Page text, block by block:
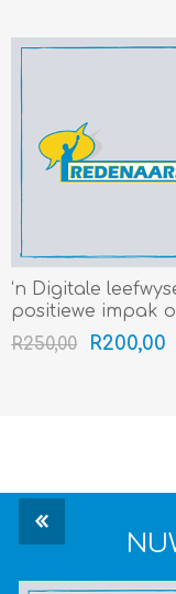
‘n Digitale
positiewe impak
lewens (Gr 4-7)
R250,00 R200,00